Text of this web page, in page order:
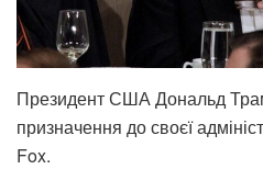
Президент США Дональд
призначення до своєї
Fox.